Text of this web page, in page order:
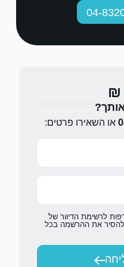
או השאירו פרטים:
לרשימת הדיוור של
להסיר את ההרשמה בכל